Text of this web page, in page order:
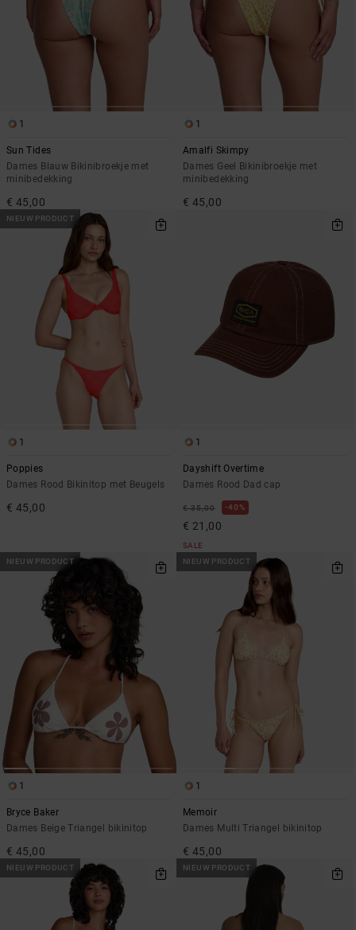
1
Sun Tides
Dames Blauw Bikinibroekje met
minibedekking
€ 45,00
1
Amalfi Skimpy
Dames Geel Bikinibroekje met
minibedekking
€ 45,00
NIEUW PRODUCT
1
Poppies
Dames Rood Bikinitop met Beugels
€ 45,00
1
Dayshift Overtime
Dames Rood Dad cap
€ 35,00 40%
€ 21,00
SALE
NIEUW PRODUCT
1
Bryce Baker
Dames Beige Triangel bikinitop
€ 45,00
NIEUW PRODUCT
1
Memoir
Dames Multi Triangel bikinitop
€ 45,00
NIEUW PRODUCT NIEUW PRODUCT